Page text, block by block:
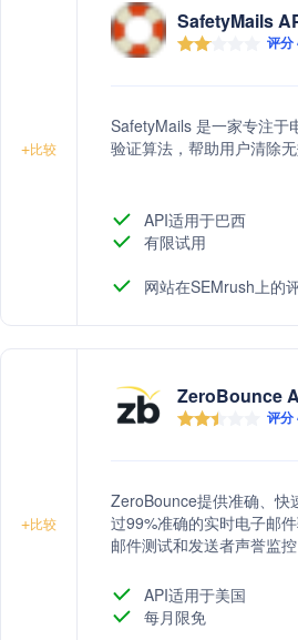
+比较
SafetyMails
评分
SafetyMails 是一家专注于
验证算法，帮助用户清除
API适用于巴西
有限试用
网站在SEMrush上的
+比较
ZeroBounce
评分
ZeroBounce提供准确、快
过99%准确的实时电子邮
邮件测试和发送者声誉监
API适用于美国
每月限免